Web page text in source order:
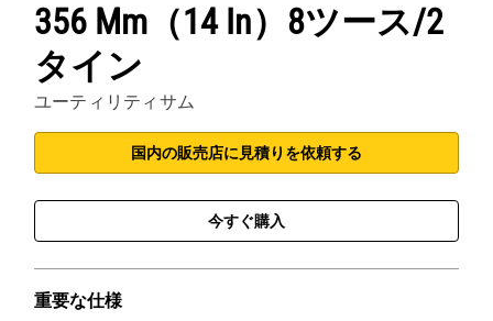
356 Mm（14 In）8ツース/2
タイン
ユーティリティサム
国内の販売店に見積りを依頼する
今すぐ購入
重要な仕様